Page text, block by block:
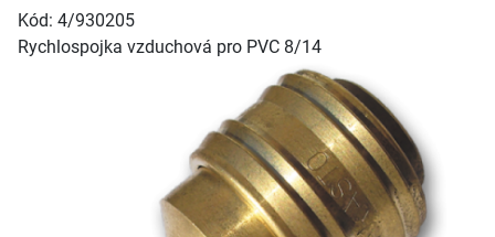
Kód: 4/930205
Rychlospojka vzduchová pro PVC 8/14